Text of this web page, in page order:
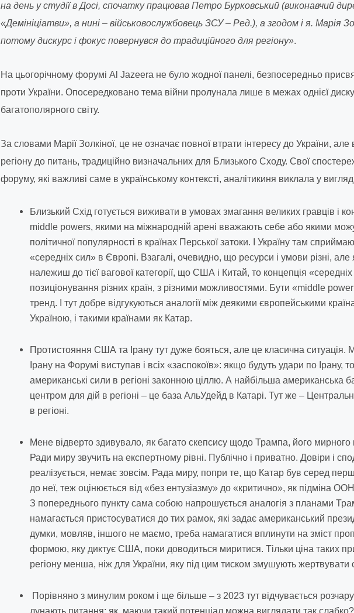
на день у студії в Досі, спочатку працював Петро Бурковський (виконавчий
«Демініціатви», а нині – військовослужбовець ЗСУ – Ред.), а згодом і я. Марія
потому дискурс і фокус повернувся до традиційного для регіону».
На цьогорічному форумі Al Jazeera не було жодної панелі, безпосередньо
проти України. Опосередковано тема війни пролунала лише в межах однієї
багатополярного світу.
За словами Марії Золкіної, це не означає повної втрати інтересу до України,
регіону до питань, традиційно визначальних для Близького Сходу. Свої
форуму, які важливі саме в українському контексті, аналітикиня виклала у
Близький Схід готується виживати в умовах змагання великих гравців і
middle powers, якими на міжнародній арені вважають себе або якими
політичної популярності в країнах Перської затоки. І Україну там
«середніх сил» в Європі. Взагалі, очевидно, що ресурси і умови різні,
належиш до тієї вагової категорії, що США і Китай, то концепція
позиціонування різних країн, з різними можливостями. Бути «middle
тренд. І тут добре відгукуються аналогії між деякими європейськими
Україною, і такими країнами як Катар.
Протистояння США та Ірану тут дуже бояться, але це класична ситуація.
Ірану на Форумі виступав і всіх «заспокоїв»: якщо будуть удари по Ірану,
американські сили в регіоні законною ціллю. А найбільша американська
центром для дій в регіоні – це база АльУдейд в Катарі. Тут же –
в регіоні.
Мене відверто здивувало, як багато скепсису щодо Трампа, його мирного
Ради миру звучить на експертному рівні. Публічно і приватно. Довіри і
реалізується, немає зовсім. Рада миру, попри те, що Катар був серед
до неї, теж оцінюється від «без ентузіазму» до «критично», як підміна
З попереднього пункту сама собою напрошується аналогія з планами
намагається пристосуватися до тих рамок, які задає американський
думки, мовляв, іншого не маємо, треба намагатися вплинути на зміст
формою, яку диктує США, поки доводиться миритися. Тільки ціна таких
регіону менша, ніж для України, яку під цим тиском змушують жертвувати
Порівняно з минулим роком і ще більше – з 2023 тут відчувається
лунають питання: як, маючи такий потенціал можна виглядати так